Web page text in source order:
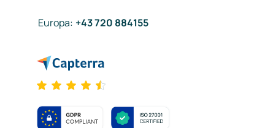
Europa: +43 720 884155